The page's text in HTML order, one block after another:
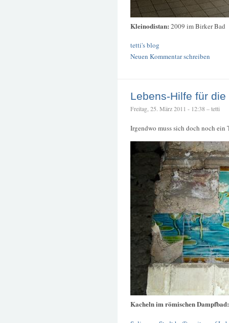
Kleinodistan: 2009 im Birker Bad
tetti's blog
Neuen Kommentar schreiben
Lebens-Hilfe für
Freitag, 25. März 2011 - 12:38 – tetti
Irgendwo muss sich doch noch ein
Kacheln im römischen